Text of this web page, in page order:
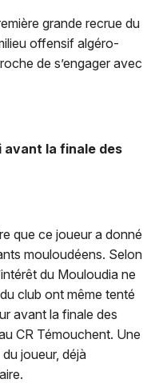
grande recrue du
offensif algéro-
de s’engager avec
avant la finale des
que ce joueur a donné
mouloudéens. Selon
du Mouloudia ne
club ont même tenté
avant la finale des
CR Témouchent. Une
joueur, déjà